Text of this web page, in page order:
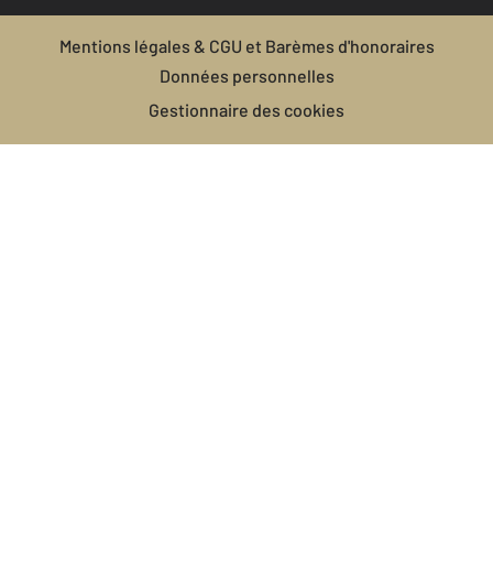
Mentions légales & CGU et Barèmes d'honoraires
Données personnelles
Gestionnaire des cookies